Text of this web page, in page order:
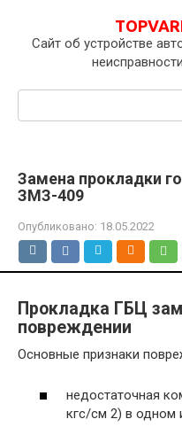
контентуСайт об устройстве
Поиск:
Замена прокладки
ЗМЗ-409
Опубликовано: 18.05.2022
Прокладка ГБЦ
повреждении
Основные признаки
недостаточная
кгс/см 2) в одном